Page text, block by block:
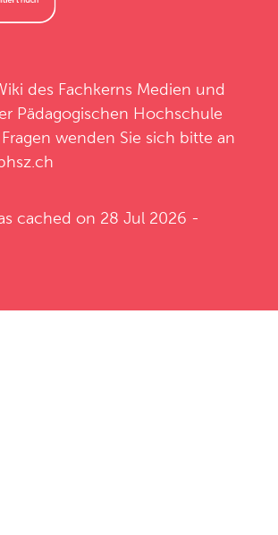
des Fachkerns Medien und
Pädagogischen Hochschule
Fragen wenden Sie sich bitte an
cached on 28 Jul 2026 -